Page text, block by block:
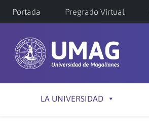
Portada Pregrado Virtual
LA UNIVERSIDAD